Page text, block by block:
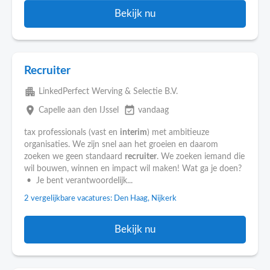
Bekijk nu
Recruiter
apartment LinkedPerfect Werving & Selectie B.V.
place Capelle aan den IJssel event_available vandaag
tax professionals (vast en interim) met ambitieuze
organisaties. We zijn snel aan het groeien en daarom
zoeken we geen standaard recruiter. We zoeken iemand die
wil bouwen, winnen en impact wil maken! Wat ga je doen?
• Je bent verantwoordelijk...
2 vergelijkbare vacatures: Den Haag, Nijkerk
Bekijk nu